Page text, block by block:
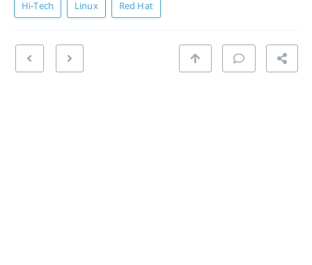
Hi-Tech
Linux Red Hat